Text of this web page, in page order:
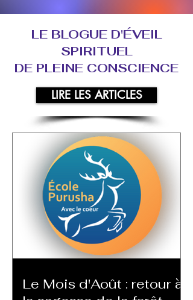
LE BLOGUE D'ÉVEIL
SPIRITUEL
DE PLEINE CONSCIENCE
LIRE LES ARTICLES
Le Mois d'Août : retour à